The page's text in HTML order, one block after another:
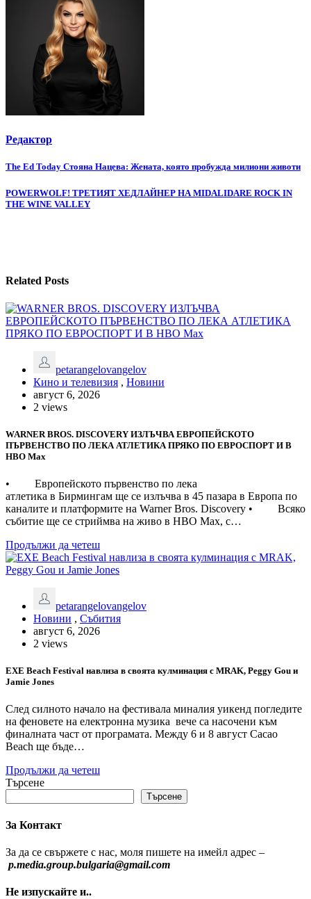
Редактор
Навигация
The Ed Today Стояна Нацева: Жената, която пробужда милиони животи
POWERWOLF! ТРЕТИЯТ ХЕДЛАЙНЕР НА MIDALIDARE ROCK IN
THE WINE VALLEY
Related Posts
petarangelovangelov
Кино и телевизия , Новини
август 6, 2026
2 views
WARNER BROS. DISCOVERY ИЗЛЪЧВА ЕВРОПЕЙСКОТО
ПЪРВЕНСТВО ПО ЛЕКА АТЛЕТИКА ПРЯКО ПО ЕВРОСПОРТ И В
НВО Мах
• Европейското първенство по лека
атлетика в Бирмингам ще се излъчва в 45 пазара в Европа по
каналите и платформите на Warner Bros. Discovery • Всяко
събитие ще се стриймва на живо в HBO Max, с…
Продължи да четеш
petarangelovangelov
Новини , Събития
август 6, 2026
2 views
EXE Beach Festival навлиза в своята кулминация с MRAK, Peggy Gou и
Jamie Jones
След силното начало на фестивала миналия уикенд погледите
на феновете на електронна музика вече са насочени към
финалната част от програмата. Между 6 и 8 август Cacao
Beach ще бъде…
Продължи да четеш
Търсене
Търсене
За Контакт
За да се свържете с нас, моля пишете на имейл адрес –
p.media.group.bulgaria@gmail.com
Не изпускайте и..